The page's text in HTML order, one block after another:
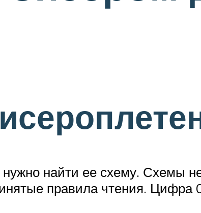
найти ее схему. Схемы
правила чтения. Цифра